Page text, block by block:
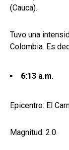
(Cauca).
Tuvo una
Colombia. Es
6:13 a.m.
Epicentro: El
Magnitud: 2.0.